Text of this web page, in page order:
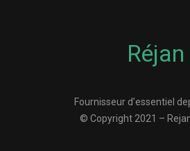
Réjan
Fournisseur d’essentiel
© Copyright 2021 –